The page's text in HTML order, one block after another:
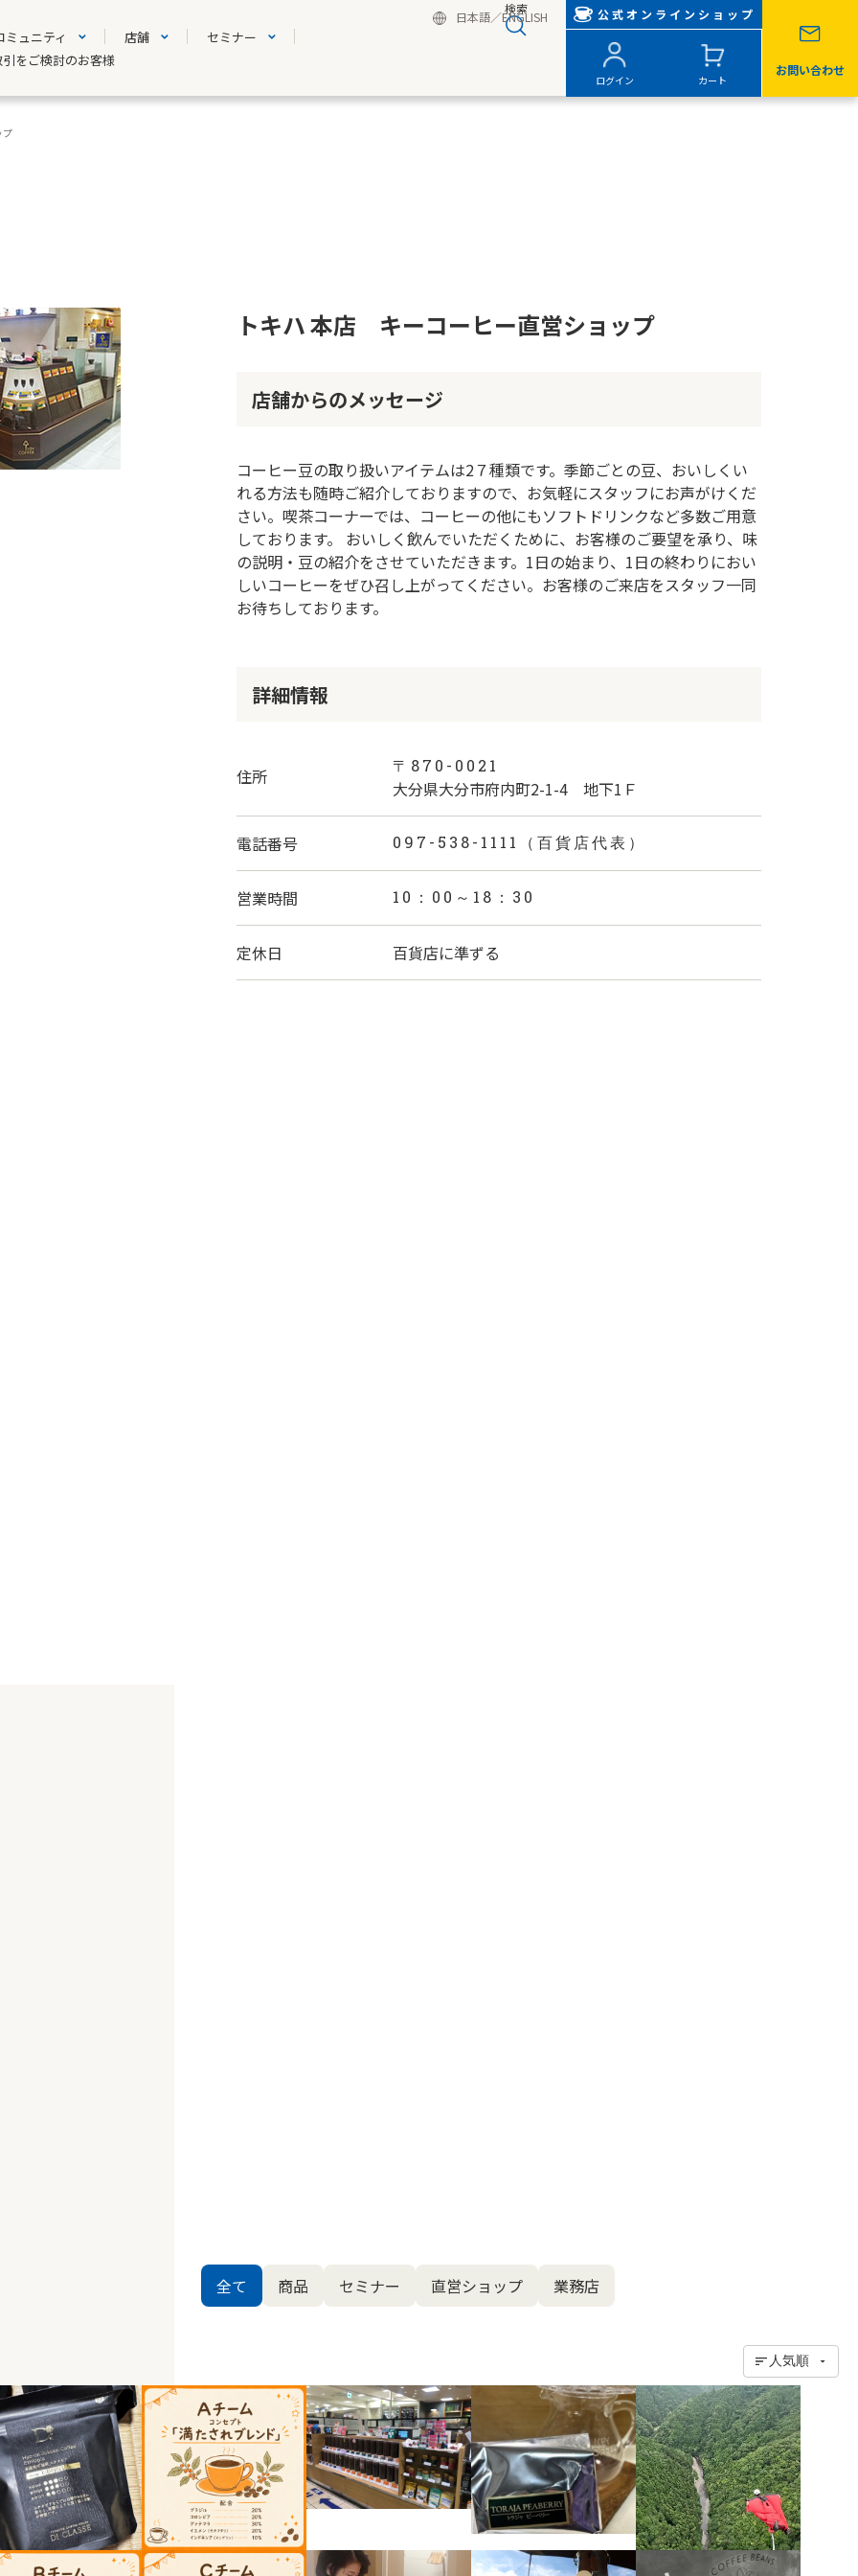
ミュニティ 店舗
セミナー
をご検討のお客様
日本語／ENGLISH
検索 公式オンラインショップ
ログイン カート
お問い合わせ
プ
トキハ 本店 キーコーヒー直営ショップ
店舗からのメッセージ
コーヒー豆の取り扱いアイテムは2７種類です。季節ごとの豆、おいしくい
れる方法も随時ご紹介しておりますので、お気軽にスタッフにお声がけくだ
さい。喫茶コーナーでは、コーヒーの他にもソフトドリンクなど多数ご用意
しております。 おいしく飲んでいただくために、お客様のご要望を承り、味
の説明・豆の紹介をさせていただきます。1日の始まり、1日の終わりにおい
しいコーヒーをぜひ召し上がってください。お客様のご来店をスタッフ一同
お待ちしております。
詳細情報
住所 〒870-0021
大分県大分市府内町2-1-4 地下1Ｆ
電話番号 097-538-1111（百貨店代表）
営業時間 10：00～18：30
定休日 百貨店に準ずる
全て 商品 セミナー 直営ショップ 業務店
人気順